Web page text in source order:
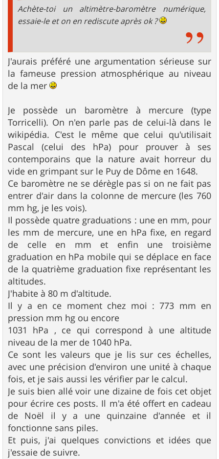
Achète-toi un altimètre-baromètre numérique,
essaie-le et on en rediscute après ok ?
J'aurais préféré une argumentation sérieuse sur
la fameuse pression atmosphérique au niveau
de la mer
Je possède un baromètre à mercure (type
Torricelli). On n'en parle pas de celui-là dans le
wikipédia. C'est le même que celui qu'utilisait
Pascal (celui des hPa) pour prouver à ses
contemporains que la nature avait horreur du
vide en grimpant sur le Puy de Dôme en 1648.
Ce baromètre ne se dérègle pas si on ne fait pas
entrer d'air dans la colonne de mercure (les 760
mm hg, je les vois).
Il possède quatre graduations : une en mm, pour
les mm de mercure, une en hPa fixe, en regard
de celle en mm et enfin une troisième
graduation en hPa mobile qui se déplace en face
de la quatrième graduation fixe représentant les
altitudes.
J'habite à 80 m d'altitude.
Il y a en ce moment chez moi : 773 mm en
pression mm hg ou encore
1031 hPa , ce qui correspond à une altitude
niveau de la mer de 1040 hPa.
Ce sont les valeurs que je lis sur ces échelles,
avec une précision d'environ une unité à chaque
fois, et je sais aussi les vérifier par le calcul.
Je suis bien allé voir une dizaine de fois cet objet
pour écrire ces posts. Il m'a été offert en cadeau
de Noël il y a une quinzaine d'année et il
fonctionne sans piles.
Et puis, j'ai quelques convictions et idées que
j'essaie de suivre.